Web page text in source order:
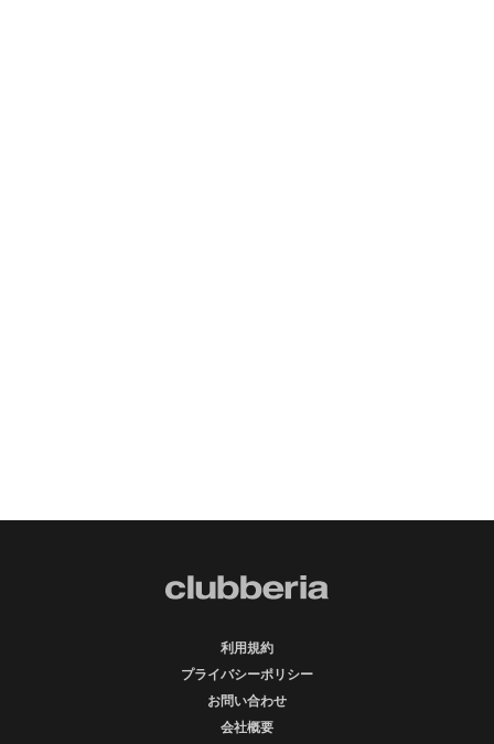
利用規約
プライバシーポリシー
お問い合わせ
会社概要